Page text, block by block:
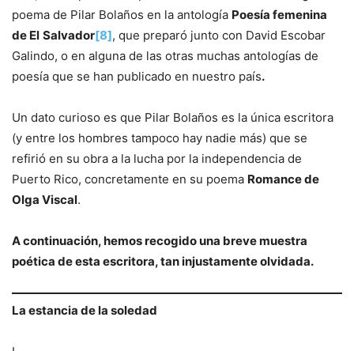
poema de Pilar Bolaños en la antología Poesía femenina
de El Salvador[8], que preparó junto con David Escobar
Galindo, o en alguna de las otras muchas antologías de
poesía que se han publicado en nuestro país.
Un dato curioso es que Pilar Bolaños es la única escritora
(y entre los hombres tampoco hay nadie más) que se
refirió en su obra a la lucha por la independencia de
Puerto Rico, concretamente en su poema Romance de
Olga Viscal.
A continuación, hemos recogido una breve muestra
poética de esta escritora, tan injustamente olvidada.
La estancia de la soledad